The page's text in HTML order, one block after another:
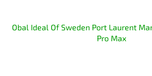
Obal Ideal Of Sweden Port Laurent
Pro Max